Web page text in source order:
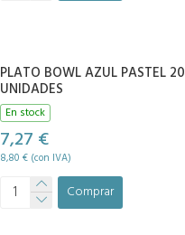
PLATO BOWL AZUL PASTEL 20
UNIDADES
En stock
7,27 €
8,80 € (con IVA)
Comprar